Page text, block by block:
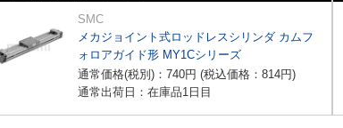
SMC
メカジョイント式ロッドレスシリンダ カムフ
ォロアガイド形 MY1Cシリーズ
通常価格(税別)： 740円 (税込価格： 814円)
通常出荷日：在庫品1日目